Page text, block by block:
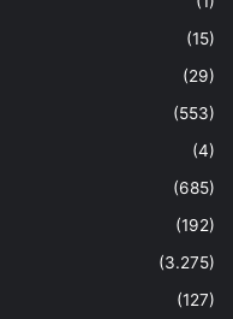
(15)
(29)
(553)
(4)
(685)
(192)
(3.275)
(127)